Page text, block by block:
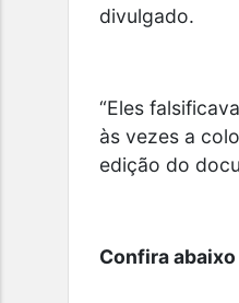
divulgado.
“Eles
às vezes a
edição do
Confira